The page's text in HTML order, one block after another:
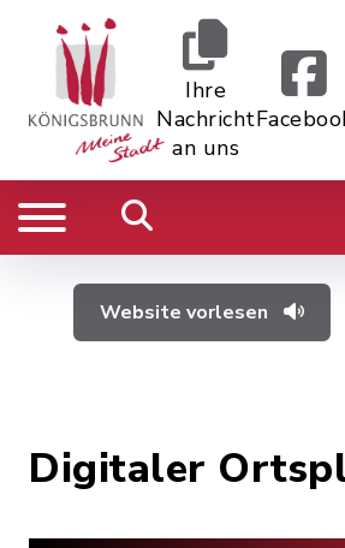
Ihre
Nachricht
an uns
Website vorlesen
Digitaler